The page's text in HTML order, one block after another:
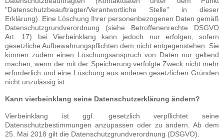
"Datenschutzbeauftragter/Verantwortliche Stelle" in dieser
Erklärung). Eine Löschung Ihrer personenbezogenen Daten gemäß
Datenschutzgrundverordnung (siehe Betroffenenrechte DSGVO
Art. 17) bei Vierbeinklang kann jedoch nur erfolgen, sofern
gesetzliche Aufbewahrungspflichten dem nicht entgegenstehen. Sie
können zudem einen Löschungsanspruch von Daten nur geltend
machen, wenn der mit der Speicherung verfolgte Zweck nicht mehr
erforderlich und eine Löschung aus anderen gesetzlichen Gründen
nicht unzulässig ist.
Kann vierbeinklang seine Datenschutzerklärung ändern?
Vierbeinklang ist ggf. gesetzlich verpflichtet seine
Datenschutzbestimmungen anzupassen oder zu ändern. Ab dem
25. Mai 2018 gilt die Datenschutzgrundverordnung (DSGVO).